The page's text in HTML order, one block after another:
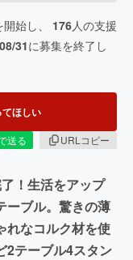
始し、 176人の支援
31に募集を終了し
ほしい
送る
URLコピー
！生活をアップ
ーブル。驚きの薄
れなコルク材を使
2テーブル4スタン